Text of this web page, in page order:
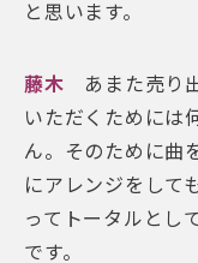
と思います。
藤木 あまた売り
いただくためには
ん。そのために曲
にアレンジをして
ってトータルとし
です。